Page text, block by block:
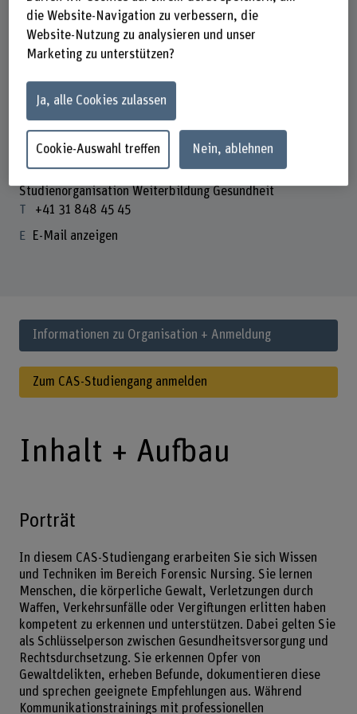
Bern + Online
Departement
Gesundheit
Nächste Durchführung
November 2026 bis Juni 2027
Anmeldung.
Studienorganisation Weiterbildung Gesundheit
+41 31 848 45 45
E-Mail anzeigen
Informationen zu Organisation + Anmeldung
Zum CAS-Studiengang anmelden
Inhalt + Aufbau
Porträt
In diesem CAS-Studiengang erarbeiten Sie sich Wissen
und Techniken im Bereich Forensic Nursing. Sie lernen
Menschen, die körperliche Gewalt, Verletzungen durch
Waffen, Verkehrsunfälle oder Vergiftungen erlitten haben
kompetent zu erkennen und unterstützen. Dabei gelten Sie
als Schlüsselperson zwischen Gesundheitsversorgung und
Rechtsdurchsetzung. Sie erkennen Opfer von
Gewaltdelikten, erheben Befunde, dokumentieren diese
und sprechen geeignete Empfehlungen aus. Während
Kommunikationstrainings mit professionellen
die Website-Navigation zu verbessern, die
Website-Nutzung zu analysieren und unser
Marketing zu unterstützen?
Ja, alle Cookies zulassen
Cookie-Auswahl treffen Nein, ablehnen